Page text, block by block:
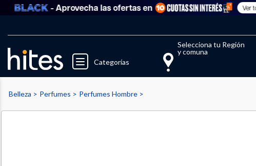
- Aprovecha las ofertas en Ver todo
Categorías
Selecciona tu Región
y comuna
El
Llegaste al límite de productos favoritos
Belleza Perfumes
Perfumes Hombre